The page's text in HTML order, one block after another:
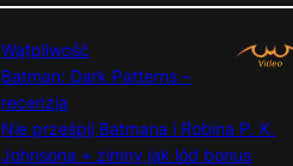
Wątpliwość
Batman: Dark Patterns –
recenzja
Nie prześpij Batmana i Robina P. K.
Johnsona + zimny jak lód bonus